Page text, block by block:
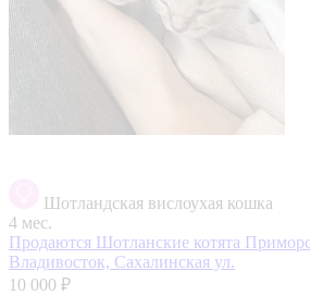
Шотландская вислоухая кошка
4 мес.
Продаются Шотланские котята
Владивосток, Сахалинская ул.
10 000 ₽